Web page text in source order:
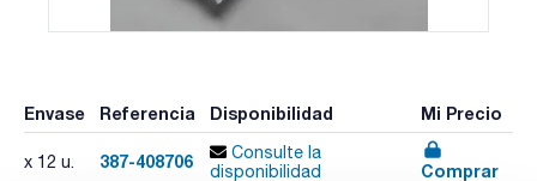
Envase Referencia Disponibilidad Mi Precio
x 12 u. 387-408706
Consulte la
disponibilidad
Comprar